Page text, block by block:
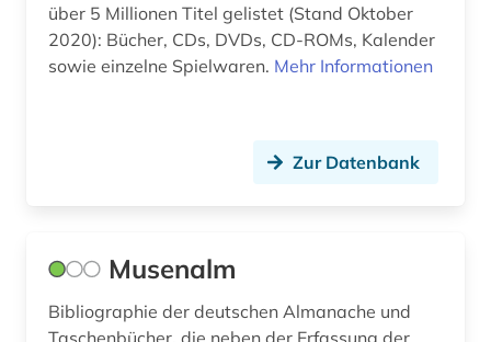
frühes christentum (1)
galicisch-portugiesisch (1)
genf (1)
über 5 Millionen Titel gelistet (Stand Oktober
2020): Bücher, CDs, DVDs, CD-ROMs, Kalender
sowie einzelne Spielwaren. Mehr Informationen
Zur Datenbank
Musenalm
Bibliographie der deutschen Almanache und